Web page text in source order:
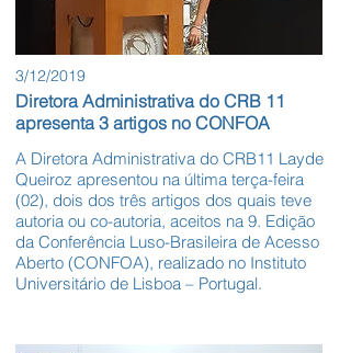
3/12/2019
Diretora Administrativa do CRB 11
apresenta 3 artigos no CONFOA
A Diretora Administrativa do CRB11 Layde
Queiroz apresentou na última terça-feira
(02), dois dos três artigos dos quais teve
autoria ou co-autoria, aceitos na 9. Edição
da Conferência Luso-Brasileira de Acesso
Aberto (CONFOA), realizado no Instituto
Universitário de Lisboa – Portugal.